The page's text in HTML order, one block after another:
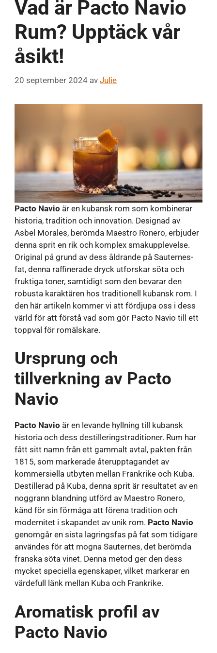
Vad är Pacto Navio
Rum? Upptäck vår
åsikt!
20 september 2024 av Julie
Pacto Navio är en kubansk rom som kombinerar
historia, tradition och innovation. Designad av
Asbel Morales, berömda Maestro Ronero, erbjuder
denna sprit en rik och komplex smakupplevelse.
Original på grund av dess åldrande på Sauternes-
fat, denna raffinerade dryck utforskar söta och
fruktiga toner, samtidigt som den bevarar den
robusta karaktären hos traditionell kubansk rom. I
den här artikeln kommer vi att fördjupa oss i dess
värld för att förstå vad som gör Pacto Navio till ett
toppval för romälskare.
Ursprung och
tillverkning av Pacto
Navio
Pacto Navio är en levande hyllning till kubansk
historia och dess destilleringstraditioner. Rum har
fått sitt namn från ett gammalt avtal, pakten från
1815, som markerade återupptagandet av
kommersiella utbyten mellan Frankrike och Kuba.
Destillerad på Kuba, denna sprit är resultatet av en
noggrann blandning utförd av Maestro Ronero,
känd för sin förmåga att förena tradition och
modernitet i skapandet av unik rom. Pacto Navio
genomgår en sista lagringsfas på fat som tidigare
användes för att mogna Sauternes, det berömda
franska söta vinet. Denna metod ger den dess
mycket speciella egenskaper, vilket markerar en
värdefull länk mellan Kuba och Frankrike.
Aromatisk profil av
Pacto Navio